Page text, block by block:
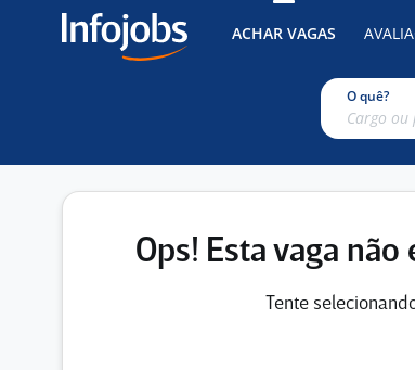
ACHAR VAGAS
O quê?
Ops! Esta vaga
Tente